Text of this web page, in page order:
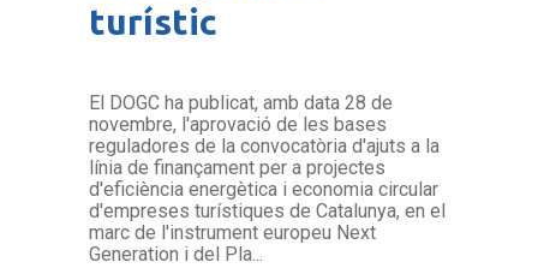
turístic
El DOGC ha publicat, amb data 28 de
novembre, l'aprovació de les bases
reguladores de la convocatòria d'ajuts a la
línia de finançament per a projectes
d'eficiència energètica i economia circular
d'empreses turístiques de Catalunya, en el
marc de l'instrument europeu Next
Generation i del Pla...